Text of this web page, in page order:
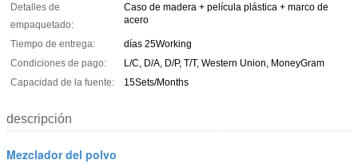
Detalles de
empaquetado:
Caso de madera + película plástica + marco de
acero
Tiempo de entrega:
días 25Working
Condiciones de pago:
L/C, D/A, D/P, T/T, Western Union, MoneyGram
Capacidad de la fuente:
15Sets/Months
descripción
Mezclador del polvo